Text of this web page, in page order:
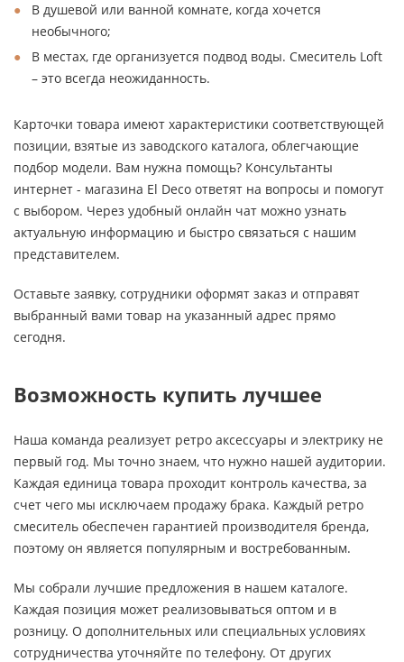
В душевой или ванной комнате, когда хочется
необычного;
В местах, где организуется подвод воды. Смеситель Loft
– это всегда неожиданность.
Карточки товара имеют характеристики соответствующей
позиции, взятые из заводского каталога, облегчающие
подбор модели. Вам нужна помощь? Консультанты
интернет - магазина El Deco ответят на вопросы и помогут
с выбором. Через удобный онлайн чат можно узнать
актуальную информацию и быстро связаться с нашим
представителем.
Оставьте заявку, сотрудники оформят заказ и отправят
выбранный вами товар на указанный адрес прямо
сегодня.
Возможность купить лучшее
Наша команда реализует ретро аксессуары и электрику не
первый год. Мы точно знаем, что нужно нашей аудитории.
Каждая единица товара проходит контроль качества, за
счет чего мы исключаем продажу брака. Каждый ретро
смеситель обеспечен гарантией производителя бренда,
поэтому он является популярным и востребованным.
Мы собрали лучшие предложения в нашем каталоге.
Каждая позиция может реализовываться оптом и в
розницу. О дополнительных или специальных условиях
сотрудничества уточняйте по телефону. От других